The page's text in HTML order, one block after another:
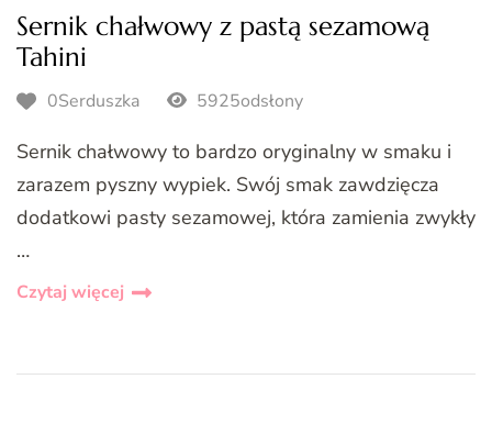
Sernik chałwowy z pastą sezamową
Tahini
0Serduszka 5925odsłony
Sernik chałwowy to bardzo oryginalny w smaku i
zarazem pyszny wypiek. Swój smak zawdzięcza
dodatkowi pasty sezamowej, która zamienia zwykły
…
Czytaj więcej